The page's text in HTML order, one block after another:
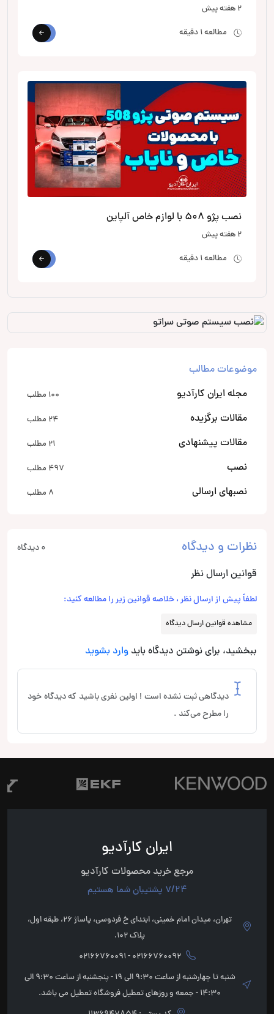
2 هفته پیش
مطالعه 1 دقیقه
نصب پژو 508 با لوازم خاص آلپاین
2 هفته پیش
مطالعه 1 دقیقه
موضوعات مطالب
مجله ایران کارآدیو
100 مطلب
مقالات برگزیده 24 مطلب
مقالات پیشنهادی 21 مطلب
نصب 497 مطلب
نصبهای ارسالی 8 مطلب
نظرات و دیدگاه 0 دیدگاه
قوانین ارسال نظر
لطفاً پیش از ارسال نظر ، خلاصه قوانین زیر را مطالعه کنید:
مشاهده قوانین ارسال دیدگاه
ببخشید، برای نوشتن دیدگاه باید وارد بشوید
دیدگاهی ثبت نشده است ! اولین نفری باشید که دیدگاه خود
را مطرح می‌کند .
ایران کارآدیو
مرجع خرید محصولات کارآدیو
7/24 پشتیبان شما هستیم
تهران، میدان امام خمینی، ابتدای خ فردوسی، پاساژ 26، طبقه اول،
پلاک 102.
02166760092 - 02166760091
شنبه تا چهارشنبه از ساعت 9:30 الی 19 - پنجشنبه از ساعت 9:30 الی
14:30 - جمعه و روزهای تعطیل فروشگاه تعطیل می باشد.